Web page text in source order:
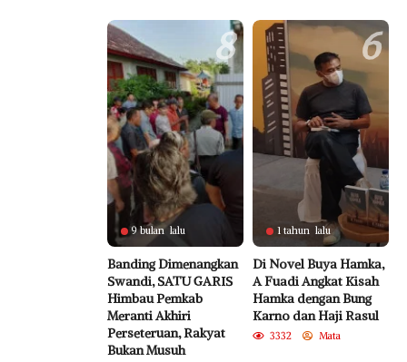
8
9 bulan lalu
Banding Dimenangkan
Swandi, SATU GARIS
Himbau Pemkab
Meranti Akhiri
Perseteruan, Rakyat
Bukan Musuh
6
1 tahun lalu
Di Novel Buya Hamka,
A Fuadi Angkat Kisah
Hamka dengan Bung
Karno dan Haji Rasul
3332 Mata